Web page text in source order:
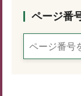
ページ番